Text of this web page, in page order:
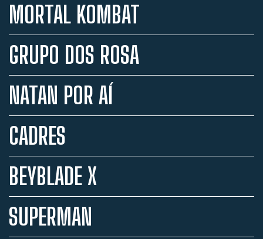
MORTAL KOMBAT
GRUPO DOS ROSA
NATAN POR AÍ
CADRES
BEYBLADE X
SUPERMAN